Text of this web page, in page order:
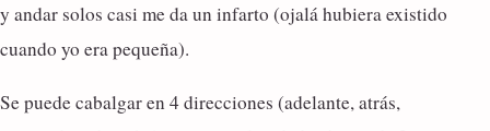
y andar solos casi me da un infarto (ojalá hubiera existido
cuando yo era pequeña).
Se puede cabalgar en 4 direcciones (adelante, atrás,